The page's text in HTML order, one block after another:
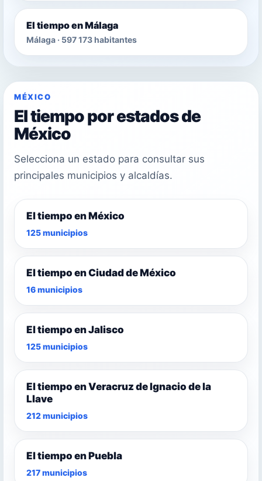
El tiempo en Málaga
Málaga · 597 173 habitantes
MÉXICO
El tiempo por estados de
México
Selecciona un estado para consultar sus
principales municipios y alcaldías.
El tiempo en México
125 municipios
El tiempo en Ciudad de México
16 municipios
El tiempo en Jalisco
125 municipios
El tiempo en Veracruz de Ignacio de la
Llave
212 municipios
El tiempo en Puebla
217 municipios